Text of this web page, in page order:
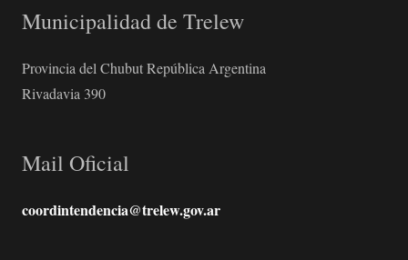
Municipalidad de Trelew
Provincia del Chubut República Argentina
Rivadavia 390
Mail Oficial
coordintendencia@trelew.gov.ar